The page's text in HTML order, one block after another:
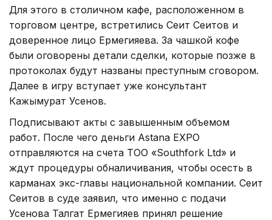
Для этого в столичном кафе, расположенном в
торговом центре, встретились Сеит Сеитов и
доверенное лицо Ермегияева. За чашкой кофе
были оговорены детали сделки, которые позже в
протоколах будут названы преступным сговором.
Далее в игру вступает уже консультант
Кажымурат Усенов.
Подписывают акты с завышенным объемом
работ. После чего деньги Astana EXPO
отправляются на счета ТОО «Southfork Ltd» и
ждут процедуры обналичивания, чтобы осесть в
карманах экс-главы национальной компании. Сеит
Сеитов в суде заявил, что именно с подачи
Усенова Талгат Ермегияев принял решение